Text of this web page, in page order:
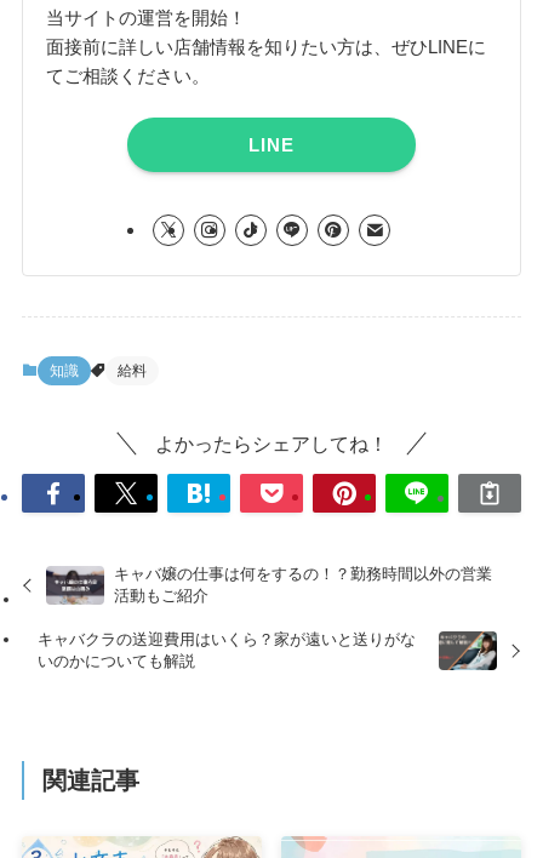
当サイトの運営を開始！
面接前に詳しい店舗情報を知りたい方は、ぜひLINEに
てご相談ください。
LINE
知識 給料
よかったらシェアしてね！
キャバ嬢の仕事は何をするの！？勤務時間以外の営業
活動もご紹介
キャバクラの送迎費用はいくら？家が遠いと送りがな
いのかについても解説
関連記事